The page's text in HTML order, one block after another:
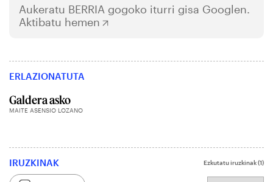
Aukeratu BERRIA gogoko iturri gisa Googlen.
Aktibatu hemen
ERLAZIONATUTA
Galdera asko
MAITE ASENSIO LOZANO
IRUZKINAK Ezkutatu iruzkinak(1)